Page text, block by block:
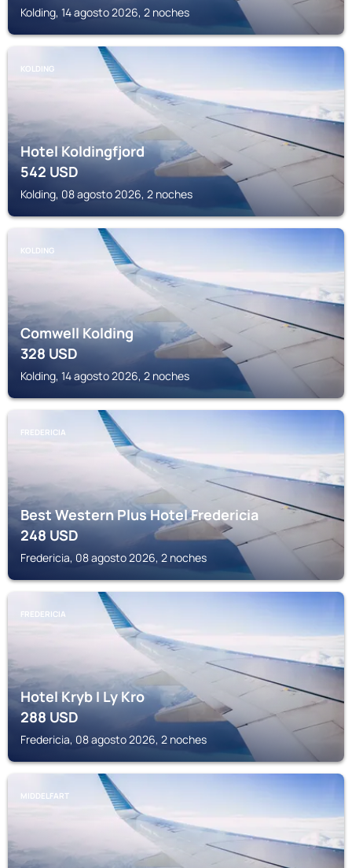
Kolding, 14 agosto 2026, 2 noches
KOLDING
Hotel Koldingfjord
542USD
Kolding, 08 agosto 2026, 2 noches
KOLDING
Comwell Kolding
328USD
Kolding, 14 agosto 2026, 2 noches
FREDERICIA
Best Western Plus Hotel Fredericia
248USD
Fredericia, 08 agosto 2026, 2 noches
FREDERICIA
Hotel Kryb I Ly Kro
288USD
Fredericia, 08 agosto 2026, 2 noches
MIDDELFART